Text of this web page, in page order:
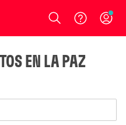
Login
EN LA PAZ